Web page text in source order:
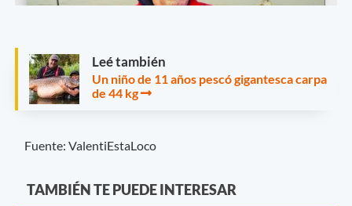
Leé también
Un niño de 11 años pescó gigantesca carpa
de 44 kg
Fuente: ValentiEstaLoco
TAMBIÉN TE PUEDE INTERESAR